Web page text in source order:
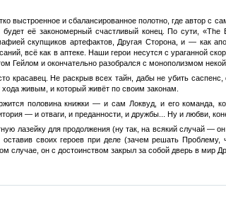
выстроенное и сбалансированное полотно, где автор с
будет её закономерный счастливый конец. По сути,
скупщиков артефактов, Другая Сторона, и — как
всё как в аптеке. Наши герои несутся с ураганной
Гейлом и окончательно разобрался с монополизмом
красавец. Не раскрыв всех тайн, дабы не убить
живым, и который живёт по своим законам.
половина книжки — и сам Локвуд, и его команда,
— и отваги, и преданности, и дружбы... Ну и любви,
лазейку для продолжения (ну так, на всякий случай —
своих героев при деле (зачем решать
он с достоинством закрыл за собой дверь в мир